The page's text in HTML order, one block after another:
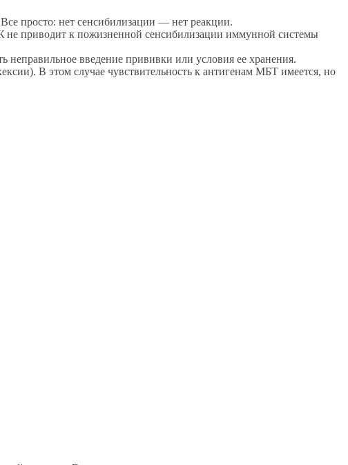
просто: нет сенсибилизации — нет реакции.
приводит к пожизненной сенсибилизации иммунной системы
введение прививки или условия ее хранения.
В этом случае чувствительность к антигенам МБТ имеется, но